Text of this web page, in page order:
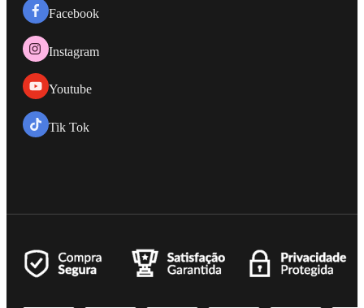
Facebook
Instagram
Youtube
Tik Tok